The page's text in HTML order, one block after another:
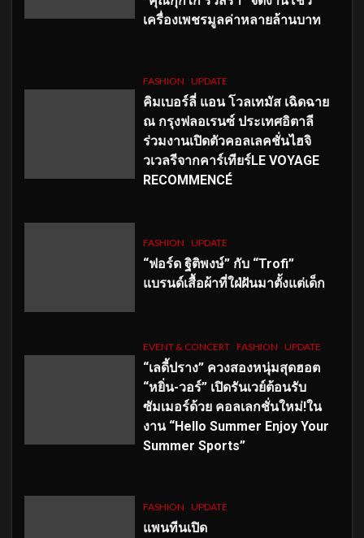
เครื่องเพชรมูลค่าหลายล้านบาท
FASHION UPDATE
คิมเบอร์ลี่ แอน โวลเทมัส เฉิดฉาย
ณ กรุงฟลอเรนซ์ ประเทศอิตาลี
ร่วมงานเปิดตัวคอลเลคชั่นไฮจิ
วเวลรีจากคาร์เทียร์LE VOYAGE
RECOMMENCÉ
FASHION UPDATE
“ฟอร์ด ฐิติพงษ์” กับ “Trofi”
แบรนด์เสื้อผ้าที่ใฝ่ฝันมาตั้งแต่เด็ก
EVENT & CONCERT FASHION UPDATE
“เลดี้ปราง” ควงสองหนุ่มสุดฮอต
“หยิ่น-วอร์” เปิดรันเวย์ต้อนรับ
ซัมเมอร์ด้วย คอลเลกชั่นใหม่!ใน
งาน “Hello Summer Enjoy Your
Summer Sports”
FASHION UPDATE
แพนทีนเปิด